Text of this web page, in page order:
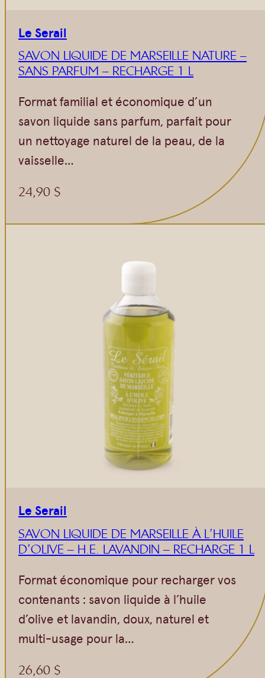
Le Serail
SAVON LIQUIDE DE MARSEILLE NATURE –
SANS PARFUM – RECHARGE 1 L
Format familial et économique d’un
savon liquide sans parfum, parfait pour
un nettoyage naturel de la peau, de la
vaisselle…
24,90 $
Le Serail
SAVON LIQUIDE DE MARSEILLE À L’HUILE
D’OLIVE – H.E. LAVANDIN – RECHARGE 1 L
Format économique pour recharger vos
contenants : savon liquide à l’huile
d’olive et lavandin, doux, naturel et
multi-usage pour la…
26,60 $